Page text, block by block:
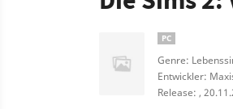
PC
Genre:
Entwickler:
Release: ,